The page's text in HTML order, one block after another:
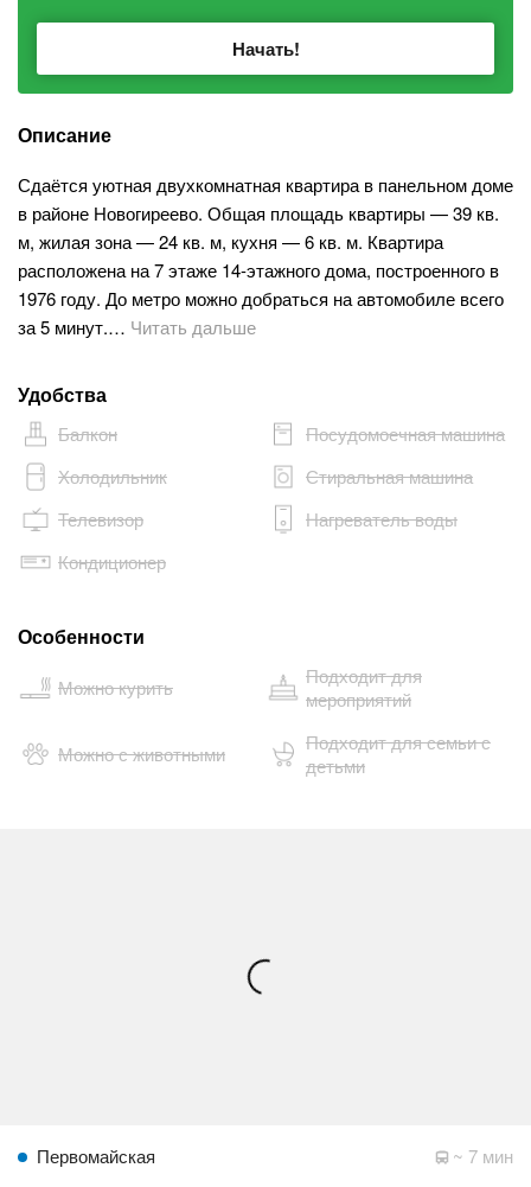
Начать!
Описание
Сдаётся уютная двухкомнатная квартира в панельном доме
в районе Новогиреево. Общая площадь квартиры — 39 кв.
м, жилая зона — 24 кв. м, кухня — 6 кв. м. Квартира
расположена на 7 этаже 14-этажного дома, построенного в
1976 году. До метро можно добраться на автомобиле всего
за 5 минут.… Читать дальше
Удобства
Балкон
Посудомоечная машина
Холодильник
Стиральная машина
Телевизор
Нагреватель воды
Кондиционер
Особенности
Можно курить
Подходит для
мероприятий
Можно с животными
Подходит для семьи с
детьми
Первомайская ~ 7 мин